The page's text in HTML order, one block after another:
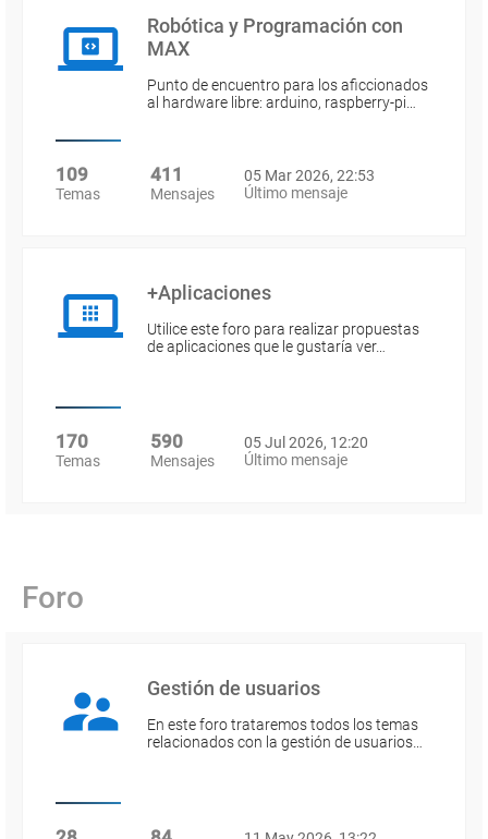
Robótica y Programación con
MAX
Punto de encuentro para los aficcionados
al hardware libre: arduino, raspberry-pi…
109
Temas
411
Mensajes
05 Mar 2026, 22:53
Último mensaje
+Aplicaciones
Utilice este foro para realizar propuestas
de aplicaciones que le gustaría ver…
170
Temas
590
Mensajes
05 Jul 2026, 12:20
Último mensaje
Foro
Gestión de usuarios
En este foro trataremos todos los temas
relacionados con la gestión de usuarios…